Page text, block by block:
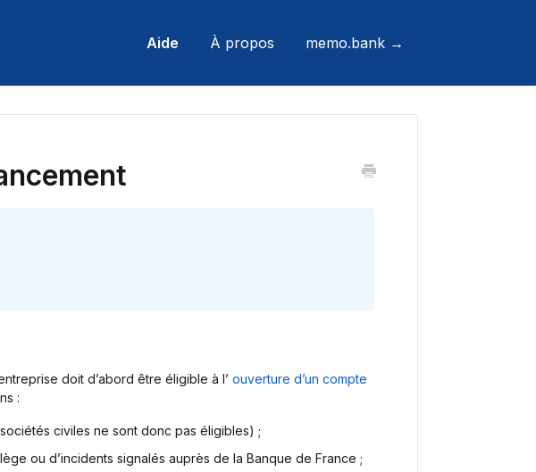
Aide À propos memo.bank →
doit d’abord être éligible à l’ ouverture d’un compte
:
civiles ne sont donc pas éligibles) ;
ou d’incidents signalés auprès de la Banque de France ;